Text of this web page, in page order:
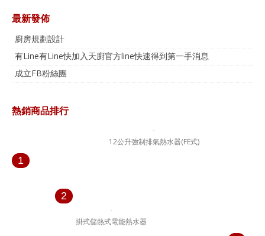
最新發佈
廚房規劃設計
有Line有Line快加入天廚官方line快速得到第一手消息
成立FB粉絲團
熱銷商品排行
1
12公升強制排氣熱水器(FE式)
2
掛式儲熱式電能熱水器